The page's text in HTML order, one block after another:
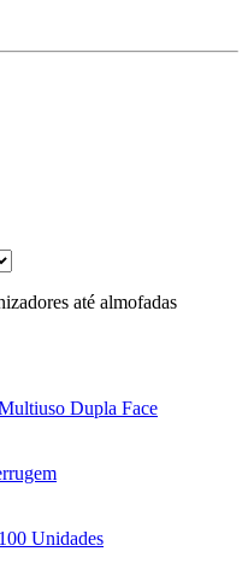
até almofadas
Dupla Face
Unidades